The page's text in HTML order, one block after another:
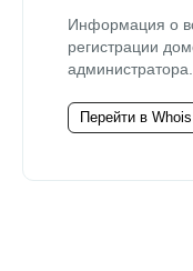
Информация о
регистрации
администратора.
Перейти в Whois